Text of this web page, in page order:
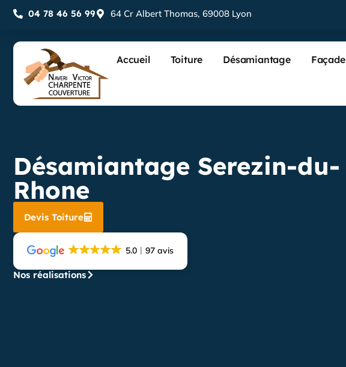
04 78 46 56 99 64 Cr Albert Thomas, 69008 Lyon
Accueil Toiture Désamiantage Façade
Désamiantage Serezin-du-
Rhone
Devis Toiture
5.0 97 avis
Nos réalisations